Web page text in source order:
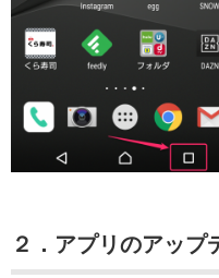
２．アプリのアップ